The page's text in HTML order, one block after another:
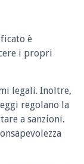
è
i propri
legali. Inoltre,
regolano la
a sanzioni.